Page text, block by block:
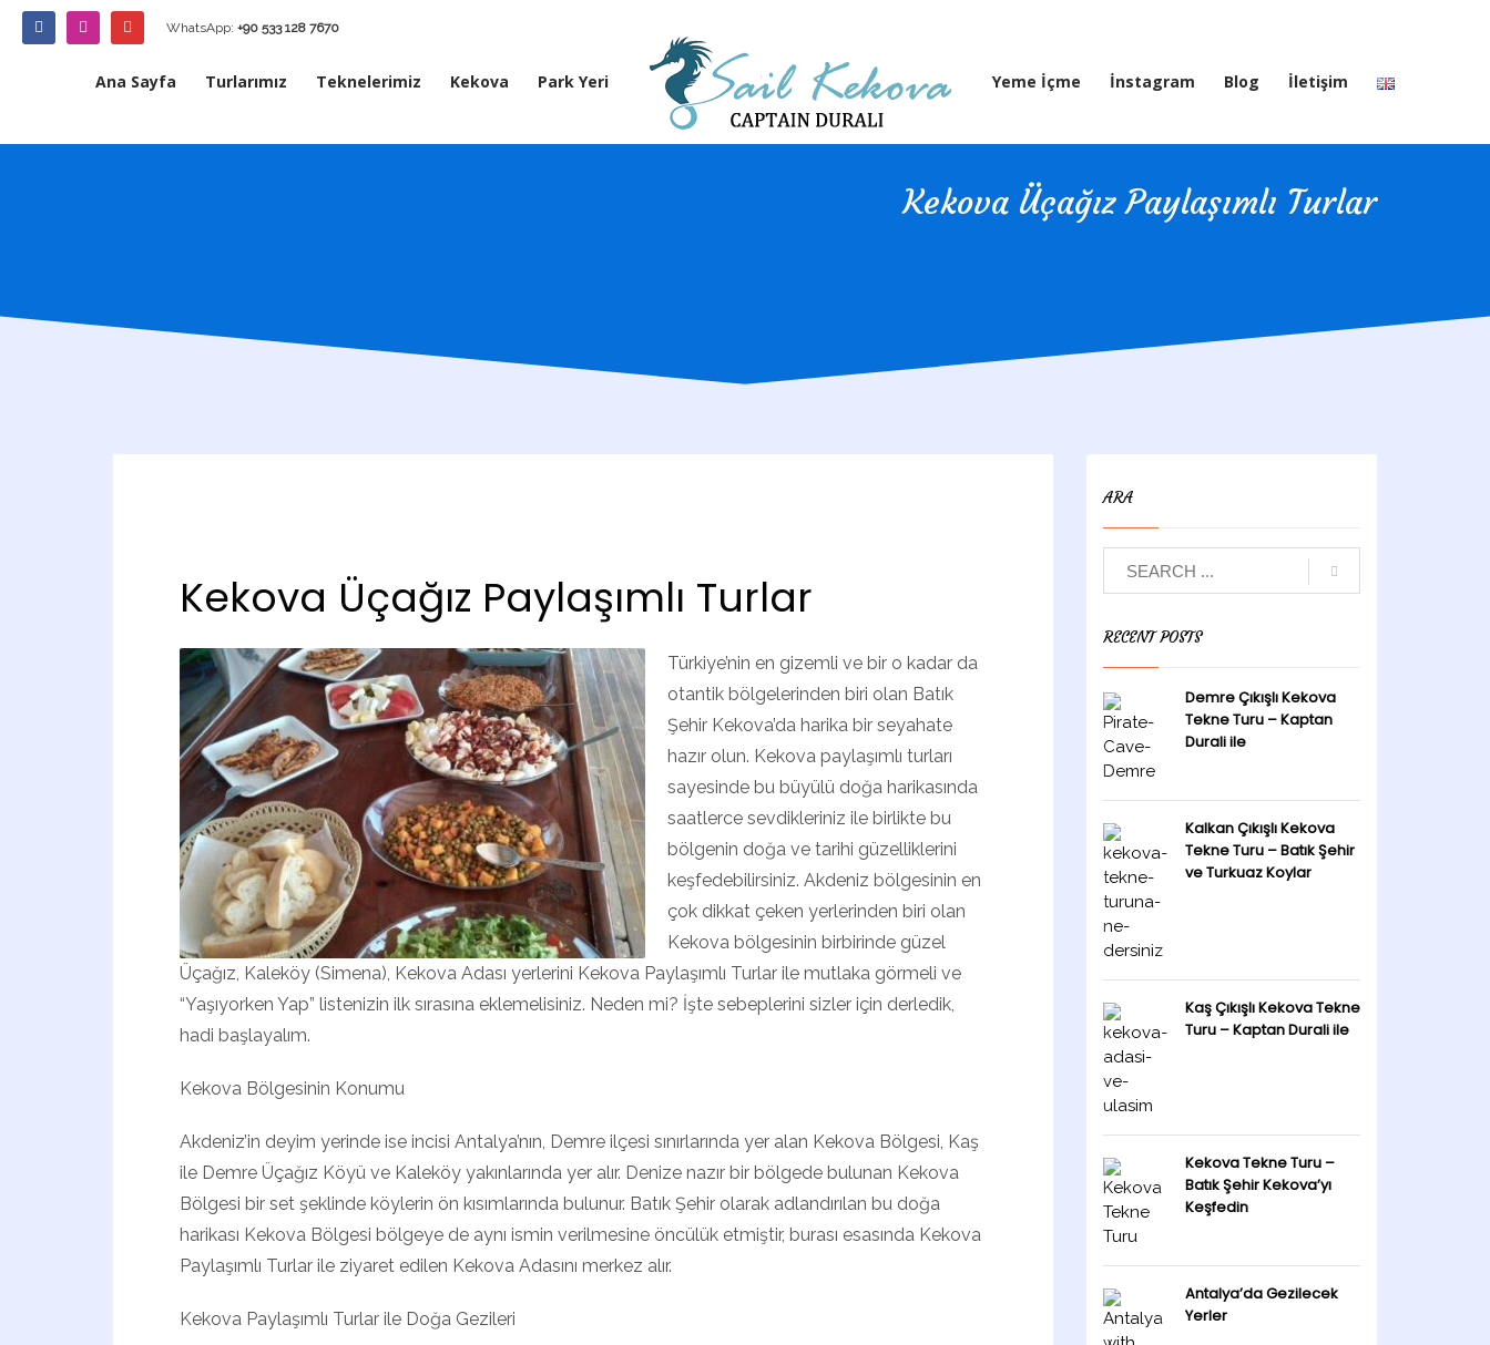
WhatsApp: +90 533 128 7670
Ana Sayfa Turlarımız Teknelerimiz Kekova Park Yeri Yeme İçme İnstagram Blog İletişim
Kekova Üçağız Paylaşımlı Turlar
Kekova Üçağız Paylaşımlı Turlar
Türkiye’nin en gizemli ve bir o kadar da
otantik bölgelerinden biri olan Batık
Şehir Kekova’da harika bir seyahate
hazır olun. Kekova paylaşımlı turları
sayesinde bu büyülü doğa harikasında
saatlerce sevdikleriniz ile birlikte bu
bölgenin doğa ve tarihi güzelliklerini
keşfedebilirsiniz. Akdeniz bölgesinin en
çok dikkat çeken yerlerinden biri olan
Kekova bölgesinin birbirinde güzel
Üçağız, Kaleköy (Simena), Kekova Adası yerlerini Kekova Paylaşımlı Turlar ile mutlaka görmeli ve
“Yaşıyorken Yap” listenizin ilk sırasına eklemelisiniz. Neden mi? İşte sebeplerini sizler için derledik,
hadi başlayalım.
Kekova Bölgesinin Konumu
Akdeniz’in deyim yerinde ise incisi Antalya’nın, Demre ilçesi sınırlarında yer alan Kekova Bölgesi, Kaş
ile Demre Üçağız Köyü ve Kaleköy yakınlarında yer alır. Denize nazır bir bölgede bulunan Kekova
Bölgesi bir set şeklinde köylerin ön kısımlarında bulunur. Batık Şehir olarak adlandırılan bu doğa
harikası Kekova Bölgesi bölgeye de aynı ismin verilmesine öncülük etmiştir, burası esasında Kekova
Paylaşımlı Turlar ile ziyaret edilen Kekova Adasını merkez alır.
Kekova Paylaşımlı Turlar ile Doğa Gezileri
ARA
RECENT POSTS
Demre Çıkışlı Kekova
Tekne Turu – Kaptan
Durali ile
Kalkan Çıkışlı Kekova
Tekne Turu – Batık Şehir
ve Turkuaz Koylar
Kaş Çıkışlı Kekova Tekne
Turu – Kaptan Durali ile
Kekova Tekne Turu –
Batık Şehir Kekova’yı
Keşfedin
Antalya’da Gezilecek
Yerler